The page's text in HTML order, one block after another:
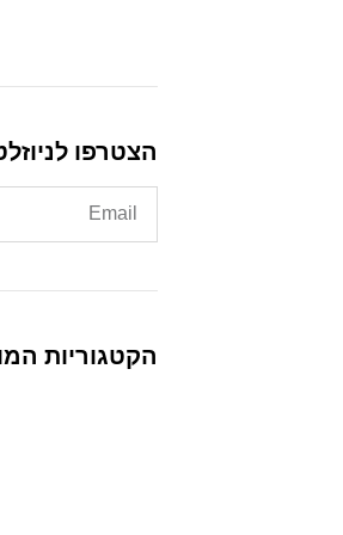
הצטרפו
הקטגוריות